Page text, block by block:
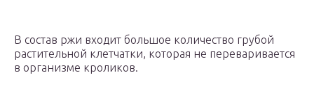
В состав ржи входит большое количество грубой
растительной клетчатки, которая не переваривается
в организме кроликов.